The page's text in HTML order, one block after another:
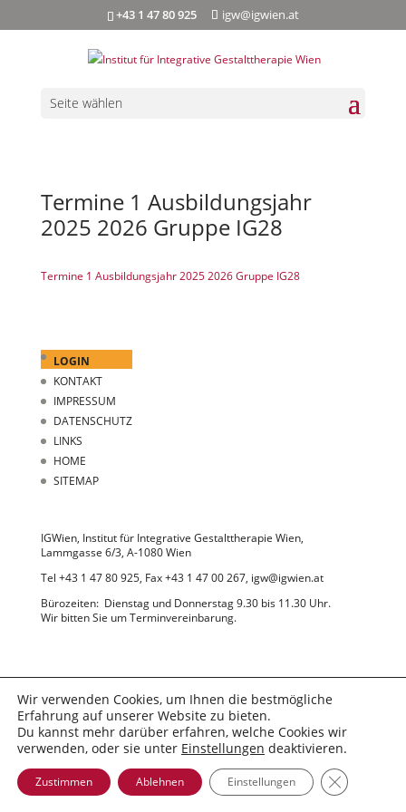
+43 1 47 80 925 igw@igwien.at
Seite wählen
Termine 1 Ausbildungsjahr
2025 2026 Gruppe IG28
Termine 1 Ausbildungsjahr 2025 2026 Gruppe IG28
LOGIN
KONTAKT
IMPRESSUM
DATENSCHUTZ
LINKS
HOME
SITEMAP
IGWien, Institut für Integrative Gestalttherapie Wien,
Lammgasse 6/3, A-1080 Wien
Tel +43 1 47 80 925, Fax +43 1 47 00 267, igw@igwien.at
Bürozeiten: Dienstag und Donnerstag 9.30 bis 11.30 Uhr.
Wir bitten Sie um Terminvereinbarung.
© 2022 IGWien
Wir verwenden Cookies, um Ihnen die bestmögliche
Erfahrung auf unserer Website zu bieten.
Du kannst mehr darüber erfahren, welche Cookies wir
verwenden, oder sie unter Einstellungen deaktivieren.
Zustimmen Ablehnen Einstellungen GDPR